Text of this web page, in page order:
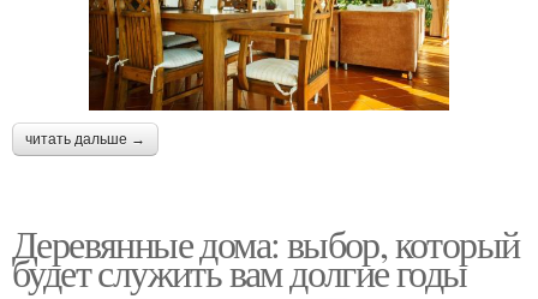
читать дальше →
Деревянные дома: выбор, который
будет служить вам долгие годы